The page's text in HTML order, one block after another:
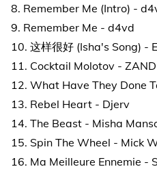
8. Remember Me (Intro) -
9. Remember Me - d4vd
10. 这样很好 (Isha's Song) -
11. Cocktail Molotov - ZAND
12. What Have They Done
13. Rebel Heart - Djerv
14. The Beast - Misha
15. Spin The Wheel - Mick
16. Ma Meilleure Ennemie -